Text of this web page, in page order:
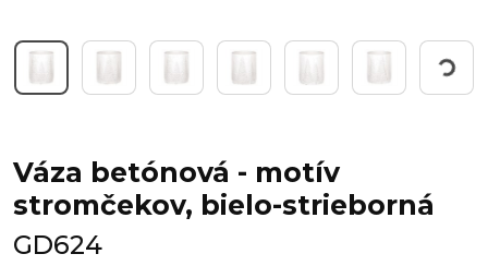
Working...
Váza betónová - motív
stromčekov, bielo-strieborná
GD624